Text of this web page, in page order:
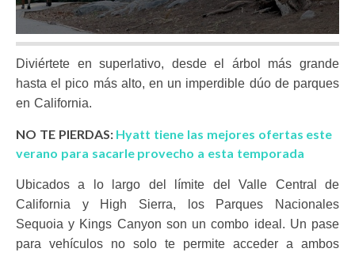
Diviértete en superlativo, desde el árbol más grande
hasta el pico más alto, en un imperdible dúo de parques
en California.
NO TE PIERDAS: Hyatt tiene las mejores ofertas este
verano para sacarle provecho a esta temporada
Ubicados a lo largo del límite del Valle Central de
California y High Sierra, los Parques Nacionales
Sequoia y Kings Canyon son un combo ideal. Un pase
para vehículos no solo te permite acceder a ambos